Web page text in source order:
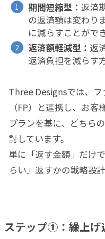
期間短縮型：返済
の返済額は変わり
に減らすことがで
返済額軽減型：返
返済負担を減らす
Three Designsでは、
（FP）と連携し、お
プランを基に、どちら
討しています。
単に「返す金額」だけ
らい」返すかの戦略設
ステップ①：繰上げ